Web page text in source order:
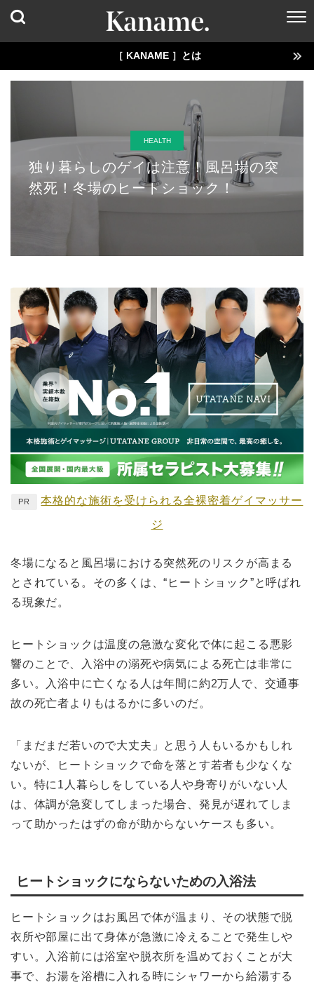
［ KANAME ］とは
HEALTH
独り暮らしのゲイは注意！風呂場の突
然死！冬場のヒートショック！
PR 本格的な施術を受けられる全裸密着ゲイマッサー
ジ
冬場になると風呂場における突然死のリスクが高まる
とされている。その多くは、“ヒートショック”と呼ばれ
る現象だ。
ヒートショックは温度の急激な変化で体に起こる悪影
響のことで、入浴中の溺死や病気による死亡は非常に
多い。入浴中に亡くなる人は年間に約2万人で、交通事
故の死亡者よりもはるかに多いのだ。
「まだまだ若いので大丈夫」と思う人もいるかもしれ
ないが、ヒートショックで命を落とす若者も少なくな
い。特に1人暮らしをしている人や身寄りがいない人
は、体調が急変してしまった場合、発見が遅れてしま
って助かったはずの命が助からないケースも多い。
ヒートショックにならないための入浴法
ヒートショックはお風呂で体が温まり、その状態で脱
衣所や部屋に出て身体が急激に冷えることで発生しや
すい。入浴前には浴室や脱衣所を温めておくことが大
事で、お湯を浴槽に入れる時にシャワーから給湯する